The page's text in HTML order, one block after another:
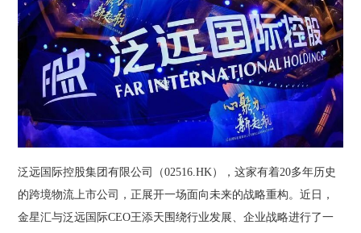
泛远国际控股集团有限公司（02516.HK），这家有着20多年历史
的跨境物流上市公司，正展开一场面向未来的战略重构。近日，
金星汇与泛远国际CEO王添天围绕行业发展、企业战略进行了一